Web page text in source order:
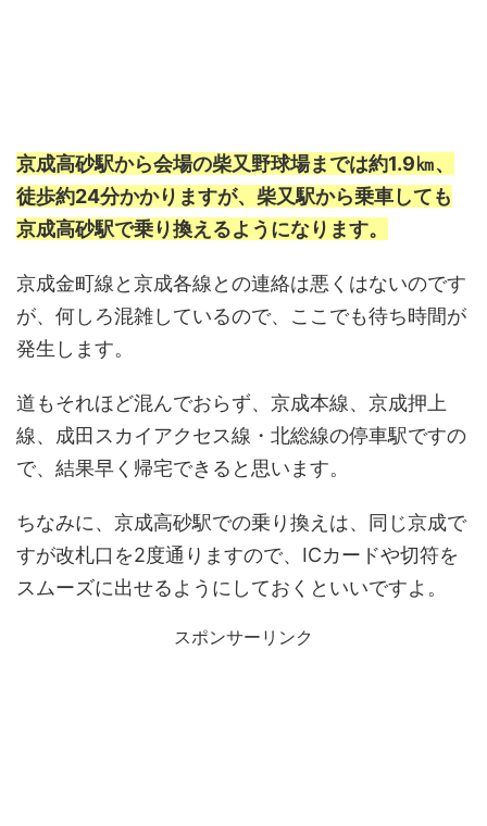
京成高砂駅から会場の柴又野球場までは約1.9㎞、
徒歩約24分かかりますが、柴又駅から乗車しても
京成高砂駅で乗り換えるようになります。
京成金町線と京成各線との連絡は悪くはないのです
が、何しろ混雑しているので、ここでも待ち時間が
発生します。
道もそれほど混んでおらず、京成本線、京成押上
線、成田スカイアクセス線・北総線の停車駅ですの
で、結果早く帰宅できると思います。
ちなみに、京成高砂駅での乗り換えは、同じ京成で
すが改札口を2度通りますので、ICカードや切符を
スムーズに出せるようにしておくといいですよ。
スポンサーリンク